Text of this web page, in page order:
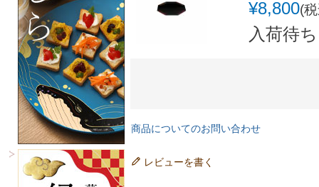
¥8,800
入荷待ち
商品についてのお問い合わせ
レビューを書く